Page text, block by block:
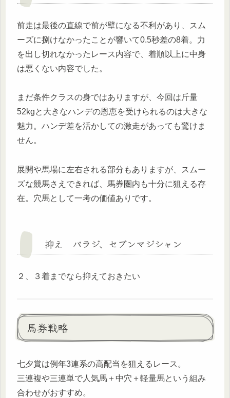
前走は最後の直線で前が壁になる不利があり、スム
ーズに捌けなかったことが響いて0.5秒差の8着。力
を出し切れなかったレース内容で、着順以上に中身
は悪くない内容でした。
まだ条件クラスの身ではありますが、今回は斤量
52kgと大きなハンデの恩恵を受けられるのは大きな
魅力。ハンデ差を活かしての激走があっても驚けま
せん。
展開や馬場に左右される部分もありますが、スムー
ズな競馬さえできれば、馬券圏内も十分に狙える存
在。穴馬として一考の価値ありです。
抑え バラジ、セブンマジシャン
２、３着までなら抑えておきたい
馬券戦略
七夕賞は例年3連系の高配当を狙えるレース。
三連複や三連単で人気馬＋中穴＋軽量馬という組み
合わせがおすすめ。